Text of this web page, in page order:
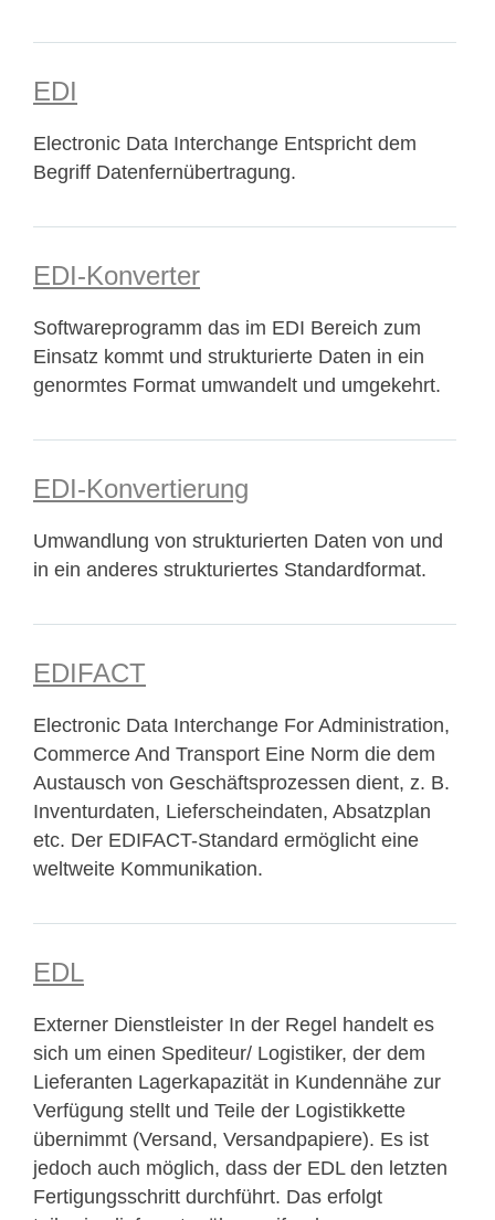
EDI
Electronic Data Interchange Entspricht dem
Begriff Datenfernübertragung.
EDI-Konverter
Softwareprogramm das im EDI Bereich zum
Einsatz kommt und strukturierte Daten in ein
genormtes Format umwandelt und umgekehrt.
EDI-Konvertierung
Umwandlung von strukturierten Daten von und
in ein anderes strukturiertes Standardformat.
EDIFACT
Electronic Data Interchange For Administration,
Commerce And Transport Eine Norm die dem
Austausch von Geschäftsprozessen dient, z. B.
Inventurdaten, Lieferscheindaten, Absatzplan
etc. Der EDIFACT-Standard ermöglicht eine
weltweite Kommunikation.
EDL
Externer Dienstleister In der Regel handelt es
sich um einen Spediteur/ Logistiker, der dem
Lieferanten Lagerkapazität in Kundennähe zur
Verfügung stellt und Teile der Logistikkette
übernimmt (Versand, Versandpapiere). Es ist
jedoch auch möglich, dass der EDL den letzten
Fertigungsschritt durchführt. Das erfolgt